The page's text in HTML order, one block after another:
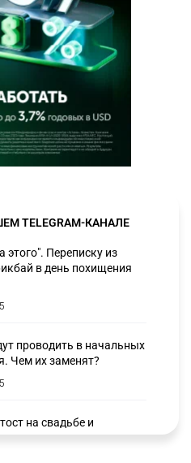
TELEGRAM-КАНАЛЕ
Переписку из
в день похищения
проводить в начальных
Чем их заменят?
на свадьбе и
дело